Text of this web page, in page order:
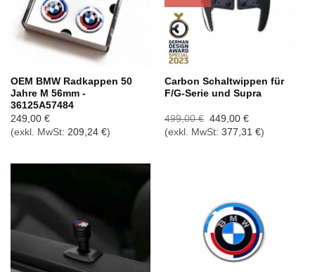
OEM BMW Radkappen 50
Jahre M 56mm -
36125A57484
249,00 €
(exkl. MwSt: 209,24 €)
Carbon Schaltwippen für
F/G-Serie und Supra
499,00€ Ursprünglicher
Preis
war:
449,00 €Aktueller
Preis
ist:
(exkl. MwSt: 377,31 €)